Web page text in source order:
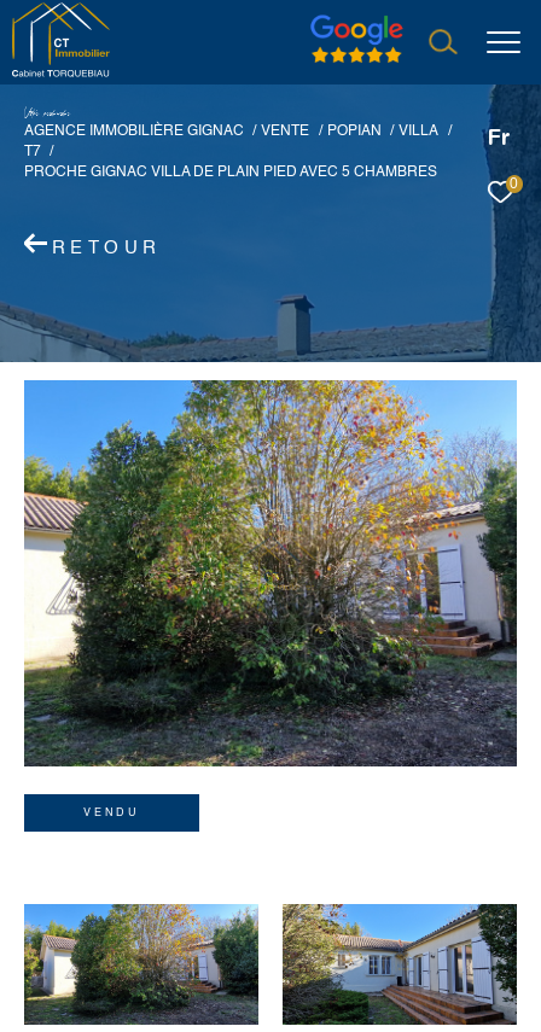
Fr
0
Vore recece
AGENCE IMMOBILIÈRE GIGNAC
VENTE POPIAN
VILLA
T7
PROCHE GIGNAC VILLA DE PLAIN PIED AVEC 5 CHAMBRES
RETOUR
VENDU